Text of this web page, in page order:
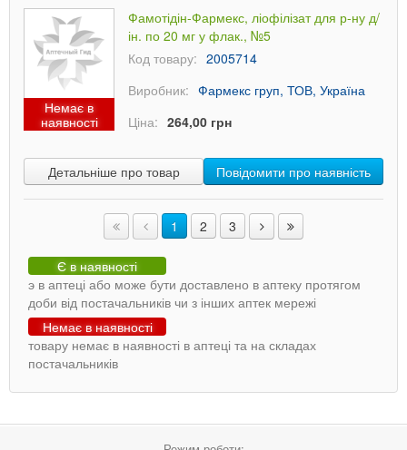
Немає в
наявності
Фамотідін-Фармекс, ліофілізат для р-ну д/
ін. по 20 мг у флак., №5
Код товару: 2005714
Виробник: Фармекс груп, ТОВ, Україна
Ціна: 264,00 грн
Детальніше про товар Повідомити про наявність
1 2 3
Є в наявності
э в аптеці або може бути доставлено в аптеку протягом
доби від постачальників чи з інших аптек мережі
Немає в наявності
товару немає в наявності в аптеці та на складах
постачальників